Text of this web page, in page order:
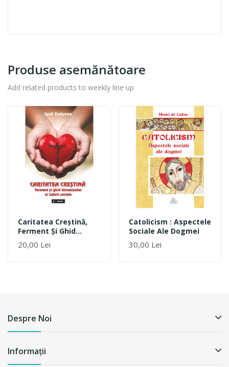
Produse asemănătoare
Add related products to weekly line up
Caritatea Creştină,
Ferment Şi Ghid
Dinamizator Al Iubirii
Sociale
20,00 Lei
Catolicism : Aspectele
Sociale Ale Dogmei
30,00 Lei
Despre Noi
Informații